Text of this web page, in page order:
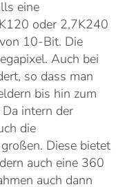
eine
oder 2,7K240
10-Bit. Die
Auch bei
so dass man
bis hin zum
intern der
die
Diese bietet
auch eine 360
auch dann